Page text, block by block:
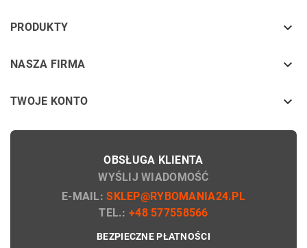
PRODUKTY keyboard_arrow_down
NASZA FIRMA keyboard_arrow_down
TWOJE KONTO 
OBSŁUGA KLIENTA
WYŚLIJ WIADOMOŚĆ
E-MAIL:SKLEP@RYBOMANIA24.PL
TEL.:+48 577558566
BEZPIECZNE PŁATNOŚCI